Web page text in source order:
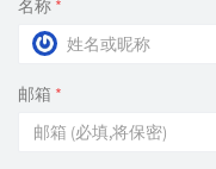
名称 *
邮箱 *